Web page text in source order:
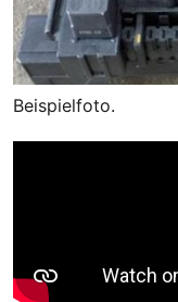
Beispielfoto.